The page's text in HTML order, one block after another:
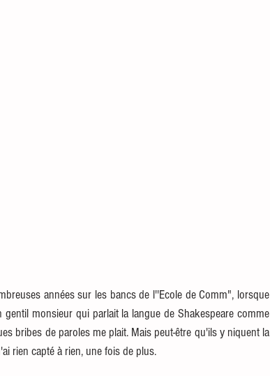
années sur les bancs de l''Ecole de Comm", lorsque
monsieur qui parlait la langue de Shakespeare comme
bribes de paroles me plait. Mais peut-être qu'ils y niquent la
rien capté à rien, une fois de plus.